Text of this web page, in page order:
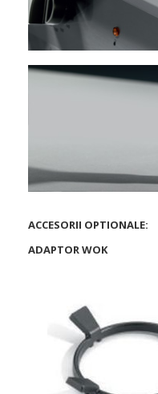
ACCESORII OPTIONALE:
ADAPTOR WOK